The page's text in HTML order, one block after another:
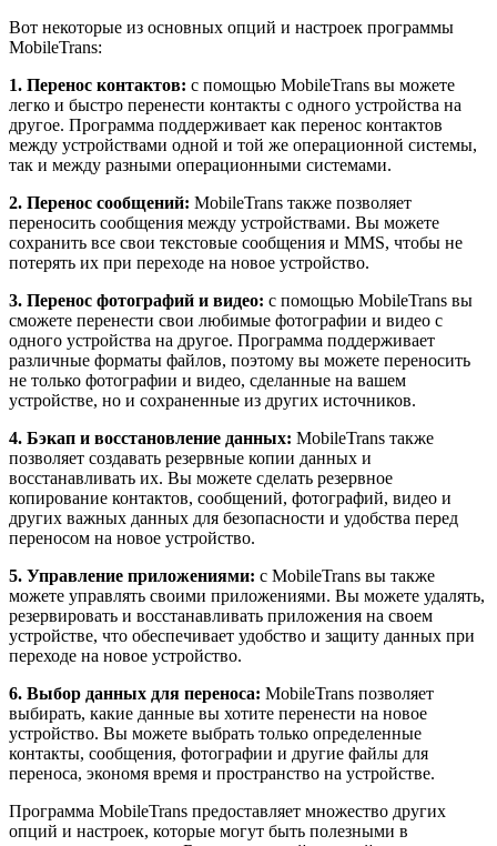
Вот некоторые из основных опций и настроек программы
MobileTrans:
1. Перенос контактов: с помощью MobileTrans вы можете
легко и быстро перенести контакты с одного устройства на
другое. Программа поддерживает как перенос контактов
между устройствами одной и той же операционной системы,
так и между разными операционными системами.
2. Перенос сообщений: MobileTrans также позволяет
переносить сообщения между устройствами. Вы можете
сохранить все свои текстовые сообщения и MMS, чтобы не
потерять их при переходе на новое устройство.
3. Перенос фотографий и видео: с помощью MobileTrans вы
сможете перенести свои любимые фотографии и видео с
одного устройства на другое. Программа поддерживает
различные форматы файлов, поэтому вы можете переносить
не только фотографии и видео, сделанные на вашем
устройстве, но и сохраненные из других источников.
4. Бэкап и восстановление данных: MobileTrans также
позволяет создавать резервные копии данных и
восстанавливать их. Вы можете сделать резервное
копирование контактов, сообщений, фотографий, видео и
других важных данных для безопасности и удобства перед
переносом на новое устройство.
5. Управление приложениями: с MobileTrans вы также
можете управлять своими приложениями. Вы можете удалять,
резервировать и восстанавливать приложения на своем
устройстве, что обеспечивает удобство и защиту данных при
переходе на новое устройство.
6. Выбор данных для переноса: MobileTrans позволяет
выбирать, какие данные вы хотите перенести на новое
устройство. Вы можете выбрать только определенные
контакты, сообщения, фотографии и другие файлы для
переноса, экономя время и пространство на устройстве.
Программа MobileTrans предоставляет множество других
опций и настроек, которые могут быть полезными в